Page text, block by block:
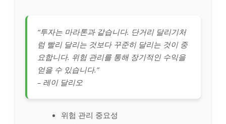
“투자는 마라톤과 같습니다. 단거리 달리기처
럼 빨리 달리는 것보다 꾸준히 달리는 것이 중
요합니다. 위험 관리를 통해 장기적인 수익을
얻을 수 있습니다.”
– 레이 달리오
위험 관리 중요성